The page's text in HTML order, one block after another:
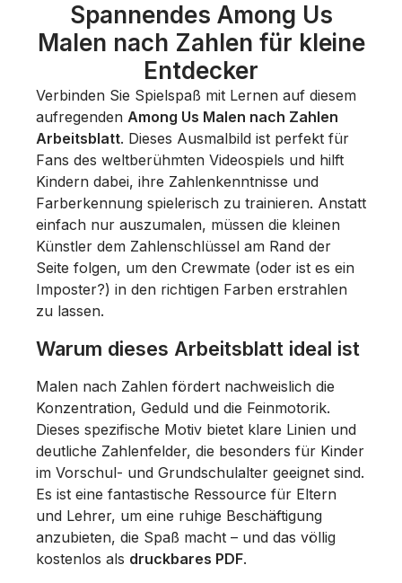
Spannendes Among Us
Malen nach Zahlen für kleine
Entdecker
Verbinden Sie Spielspaß mit Lernen auf diesem
aufregenden Among Us Malen nach Zahlen
Arbeitsblatt. Dieses Ausmalbild ist perfekt für
Fans des weltberühmten Videospiels und hilft
Kindern dabei, ihre Zahlenkenntnisse und
Farberkennung spielerisch zu trainieren. Anstatt
einfach nur auszumalen, müssen die kleinen
Künstler dem Zahlenschlüssel am Rand der
Seite folgen, um den Crewmate (oder ist es ein
Imposter?) in den richtigen Farben erstrahlen
zu lassen.
Warum dieses Arbeitsblatt ideal ist
Malen nach Zahlen fördert nachweislich die
Konzentration, Geduld und die Feinmotorik.
Dieses spezifische Motiv bietet klare Linien und
deutliche Zahlenfelder, die besonders für Kinder
im Vorschul- und Grundschulalter geeignet sind.
Es ist eine fantastische Ressource für Eltern
und Lehrer, um eine ruhige Beschäftigung
anzubieten, die Spaß macht – und das völlig
kostenlos als druckbares PDF.